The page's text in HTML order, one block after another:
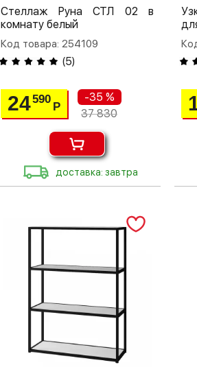
Стеллаж Руна СТЛ 02 в
комнату белый
Код товара: 254109
(5)
24590
Р
-35 %
37 830
доставка: завтра